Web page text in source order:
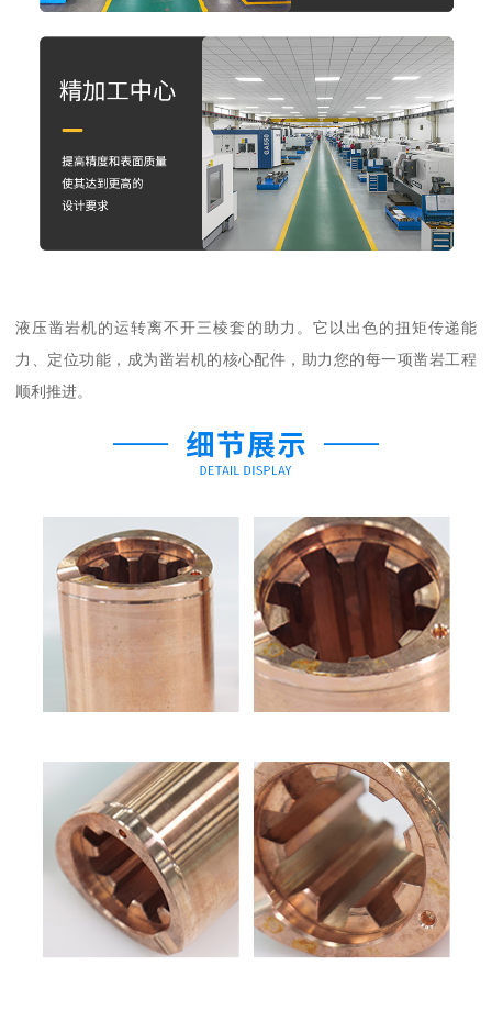
液压凿岩机的运转离不开三棱套的助力。它以出色的扭矩传递能
力、定位功能，成为凿岩机的核心配件，助力您的每一项凿岩工程
顺利推进。